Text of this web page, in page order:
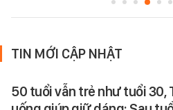
TIN MỚI CẬP NHẬT
50 tuổi vẫn trẻ như tuổi 30,